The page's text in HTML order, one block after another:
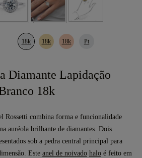
18k 18k 18k Pt
Diamante Lapidação
18k
Rossetti combina forma e funcionalidade
auréola brilhante de diamantes. Dois
sob a pedra central principal para
Este anel de noivado halo é feito em